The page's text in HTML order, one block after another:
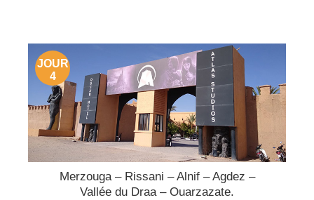
JOUR
4
Merzouga – Rissani – Alnif – Agdez –
Vallée du Draa – Ouarzazate.